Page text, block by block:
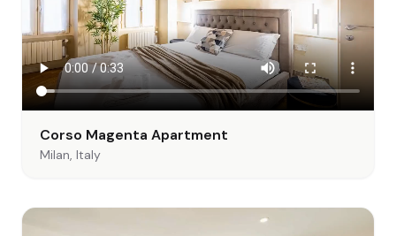
Corso Magenta Apartment
Milan, Italy